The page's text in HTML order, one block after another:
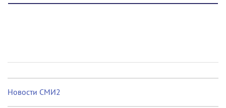
Новости СМИ2